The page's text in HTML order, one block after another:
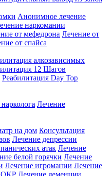
Анонимное лечение
наркомании
от мефедрона Лечение от
от спайса
алкозависимых
12 Шагов
Реабилитация Day Top
Лечение
на дом Консультация
Лечение депрессии
атак Лечение
белой горячки Лечение
Лечение игромании Лечение
ОКР Лечение деменции